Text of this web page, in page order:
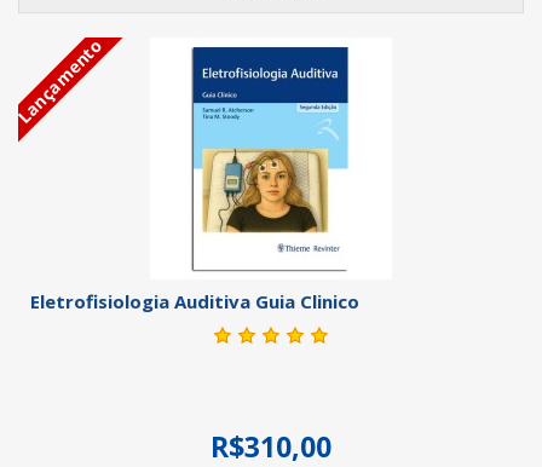
Lançamento
Eletrofisiologia Auditiva Guia Clinico
R$310,00